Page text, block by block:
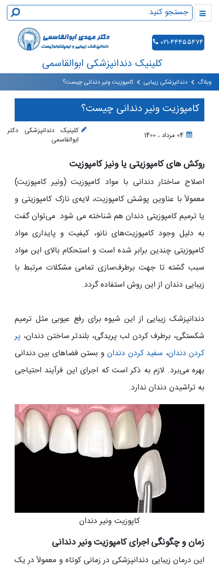
۰۲۱-۴۴۴۵۵۴۷۴
کلینیک دندانپزشکی ابوالقاسمی
وبلاگ دندانپزشکی زیبایی کامپوزیت ونیر دندانی چیست؟
کامپوزیت ونیر دندانی چیست؟
04 مرداد ، 1400
کلینیک دندانپزشکی دکتر
ابوالقاسمی
روکش های کامپوزیتی یا ونیز کامپوزیت
اصلاح ساختار دندانی با مواد کامپوزیت (ونیر کامپوزیت)
معمولاً با عناوین پوشش کامپوزیت، لایه‌ی نازک کامپوزیتی و
یا ترمیم کامپوزیتی دندان هم شناخته می‌ شود. می‌توان گفت
به دلیل وجود کامپوزیت‌های نانو، کیفیت و پایداری مواد
کامپوزیتی چندین برابر شده است و استحکام بالای این مواد
سبب گشته تا جهت برطرف‌سازی تمامی مشکلات مرتبط با
زیبایی دندان از این روش استفاده گردد.
دندانپزشک زیبایی از این شیوه برای رفع عیوبی مثل ترمیم
شکستگی، برطرف کردن لب‌ پریدگی، بلندتر ساختن دندان، پر
کردن دندان، سفید کردن دندان‌و بستن فضاهای بین‌ دندانی
بهره می‌برد. لازم به ذکر است که اجرای این فرآیند احتیاجی
به تراشیدن دندان ندارد.
کاپوزیت ونیر دندان
زمان و چگونگی اجرای کامپوزیت ونیر دندانی
این درمان زیبایی دندانپزشکی در زمانی کوتاه و معمولاً در یک